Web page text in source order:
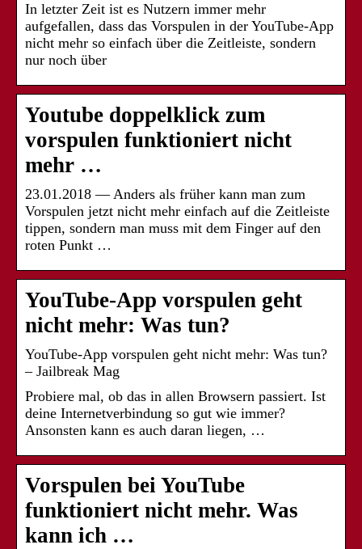
In letzter Zeit ist es Nutzern immer mehr
aufgefallen, dass das Vorspulen in der YouTube-App
nicht mehr so einfach über die Zeitleiste, sondern
nur noch über
Youtube doppelklick zum
vorspulen funktioniert nicht
mehr …
23.01.2018 — Anders als früher kann man zum
Vorspulen jetzt nicht mehr einfach auf die Zeitleiste
tippen, sondern man muss mit dem Finger auf den
roten Punkt …
YouTube-App vorspulen geht
nicht mehr: Was tun?
YouTube-App vorspulen geht nicht mehr: Was tun?
– Jailbreak Mag
Probiere mal, ob das in allen Browsern passiert. Ist
deine Internetverbindung so gut wie immer?
Ansonsten kann es auch daran liegen, …
Vorspulen bei YouTube
funktioniert nicht mehr. Was
kann ich …